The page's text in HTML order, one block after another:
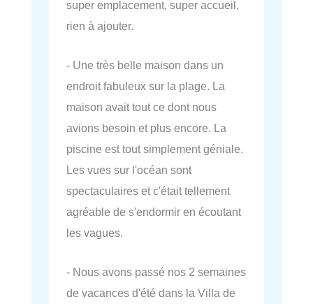
super emplacement, super accueil,
rien à ajouter.
- Une très belle maison dans un
endroit fabuleux sur la plage. La
maison avait tout ce dont nous
avions besoin et plus encore. La
piscine est tout simplement géniale.
Les vues sur l'océan sont
spectaculaires et c'était tellement
agréable de s'endormir en écoutant
les vagues.
- Nous avons passé nos 2 semaines
de vacances d'été dans la Villa de